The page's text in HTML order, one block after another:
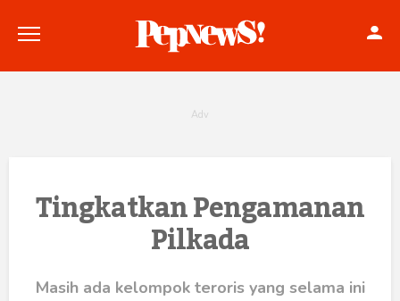
Politik
Hankam
Tingkatkan Pengamanan
Pilkada
Masih ada kelompok teroris yang selama ini